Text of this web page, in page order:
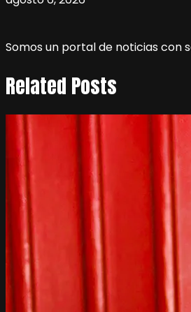
Somos un portal de noticias con
Related Posts